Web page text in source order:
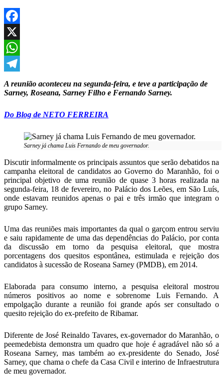
Facebook
X
WhatsApp
Telegram
A reunião aconteceu na segunda-feira, e teve a participação de
Sarney, Roseana, Sarney Filho e Fernando Sarney.
Do Blog de NETO FERREIRA
Sarney já chama Luis Fernando de meu governador.
Discutir informalmente os principais assuntos que serão debatidos na
campanha eleitoral de candidatos ao Governo do Maranhão, foi o
principal objetivo de uma reunião de quase 3 horas realizada na
segunda-feira, 18 de fevereiro, no Palácio dos Leões, em São Luís,
onde estavam reunidos apenas o pai e três irmão que integram o
grupo Sarney.
Uma das reuniões mais importantes da qual o garçom entrou serviu
e saiu rapidamente de uma das dependências do Palácio, por conta
da discussão em torno da pesquisa eleitoral, que mostra
porcentagens dos quesitos espontânea, estimulada e rejeição dos
candidatos à sucessão de Roseana Sarney (PMDB), em 2014.
Elaborada para consumo interno, a pesquisa eleitoral mostrou
números positivos ao nome e sobrenome Luis Fernando. A
empolgação durante a reunião foi grande após ser consultado o
quesito rejeição do ex-prefeito de Ribamar.
Diferente de José Reinaldo Tavares, ex-governador do Maranhão, o
peemedebista demonstra um quadro que hoje é agradável não só a
Roseana Sarney, mas também ao ex-presidente do Senado, José
Sarney, que chama o chefe da Casa Civil e interino de Infraestrutura
de meu governador.